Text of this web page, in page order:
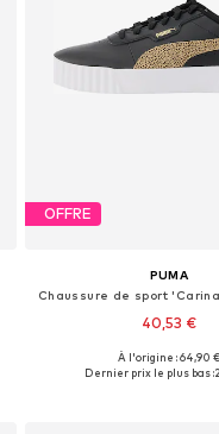
OFFRE
PUMA
Chaussure de sport
40,53 €
Disponible en
À l'origine : 64,90 €
Dernier prix le plus bas :